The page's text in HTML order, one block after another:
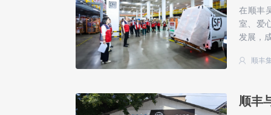
在顺丰
室、爱
发展，
顺丰
顺丰